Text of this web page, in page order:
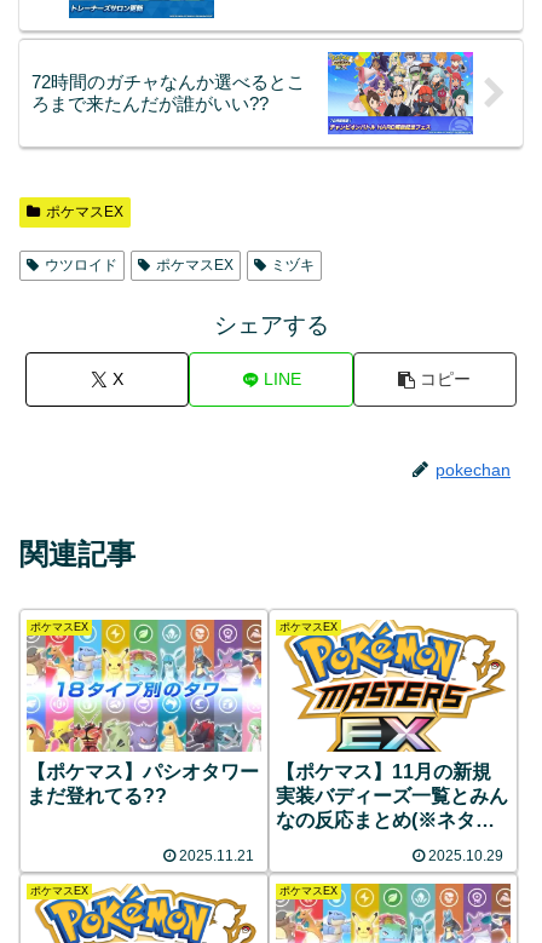
72時間のガチャなんか選べるとこ
ろまで来たんだが誰がいい??
ポケマスEX
ウツロイド ポケマスEX ミヅキ
シェアする
X LINE コピー
pokechan
関連記事
ポケマスEX
【ポケマス】パシオタワー
まだ登れてる??
2025.11.21
ポケマスEX
【ポケマス】11月の新規
実装バディーズ一覧とみん
なの反応まとめ(※ネタバ
2025.10.29
ポケマスEX ポケマスEX